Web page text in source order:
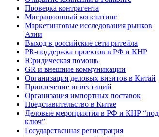
Проверка контрагента
Миграционный консалтинг
Маркетинговые исследования рынков
Азии
Выход в российские сети ритейла
PR-поддержка проектов в РФ и КНР
Юридическая помощь
GR и внешние коммуникации
Организация деловых визитов в Китай
Привлечение инвестиций
Организация импортных поставок
Представительство в Китае
Деловые мероприятия в РФ и КНР “под
ключ”
Государственная регистрация